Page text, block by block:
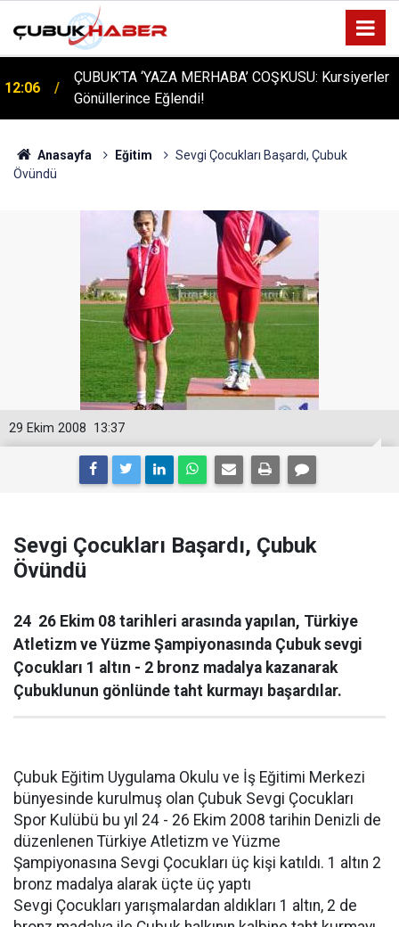
12:06
ÇUBUK’TA ‘YAZA MERHABA’ COŞKUSU: Kursiyerler
Gönüllerince Eğlendi!
Anasayfa Eğitim
Sevgi Çocukları Başardı, Çubuk
Övündü
13:37
29 Ekim 2008
Sevgi Çocukları Başardı, Çubuk
Övündü
24  26 Ekim 08 tarihleri arasında yapılan, Türkiye
Atletizm ve Yüzme Şampiyonasında Çubuk sevgi
Çocukları 1 altın - 2 bronz madalya kazanarak
Çubuklunun gönlünde taht kurmayı başardılar.
Çubuk Eğitim Uygulama Okulu ve İş Eğitimi Merkezi
bünyesinde kurulmuş olan Çubuk Sevgi Çocukları
Spor Kulübü bu yıl 24 - 26 Ekim 2008 tarihin Denizli de
düzenlenen Türkiye Atletizm ve Yüzme
Şampiyonasına Sevgi Çocukları üç kişi katıldı. 1 altın 2
bronz madalya alarak üçte üç yaptı
Sevgi Çocukları yarışmalardan aldıkları 1 altın, 2 de